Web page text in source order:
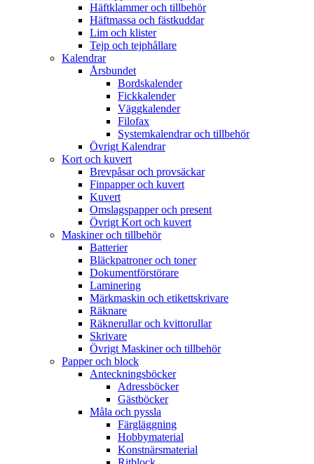
Häftklammer och tillbehör
Häftmassa och fästkuddar
Lim och klister
Tejp och tejphållare
Kalendrar
Årsbundet
Bordskalender
Fickkalender
Väggkalender
Filofax
Systemkalendrar och tillbehör
Övrigt Kalendrar
Kort och kuvert
Brevpåsar och provsäckar
Finpapper och kuvert
Kuvert
Omslagspapper och present
Övrigt Kort och kuvert
Maskiner och tillbehör
Batterier
Bläckpatroner och toner
Dokumentförstörare
Laminering
Märkmaskin och etikettskrivare
Räknare
Räknerullar och kvittorullar
Skrivare
Övrigt Maskiner och tillbehör
Papper och block
Anteckningsböcker
Adressböcker
Gästböcker
Måla och pyssla
Färgläggning
Hobbymaterial
Konstnärsmaterial